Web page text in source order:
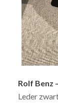
Rolf Benz
Leder